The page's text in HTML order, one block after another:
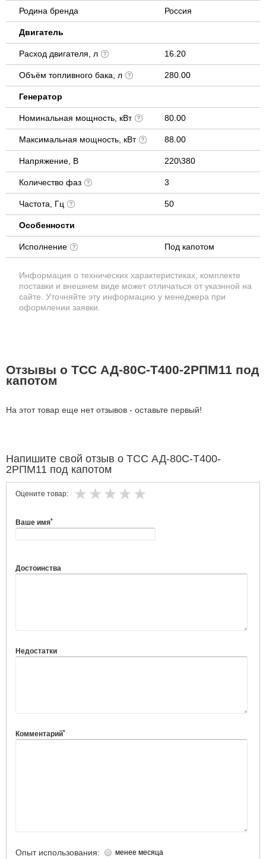
Родина бренда Россия
Двигатель
Расход двигателя, л 16.20
Объём топливного бака, л 280.00
Генератор
Номинальная мощность, кВт 80.00
Максимальная мощность, кВт 88.00
Напряжение, В 220\380
Количество фаз 3
Частота, Гц 50
Особенности
Исполнение Под капотом
Информация о технических характеристиках, комплекте
поставки и внешнем виде может отличаться от указнной на
сайте. Уточняйте эту информацию у менеджера при
оформлении заявки.
Отзывы о ТСС АД-80С-Т400-2РПМ11 под
капотом
На этот товар еще нет отзывов - оставьте первый!
Напишите свой отзыв о ТСС АД-80С-Т400-
2РПМ11 под капотом
Оцените товар:
Ваше имя*
Достоинства
Недостатки
Комментарий*
Опыт использования: менее месяца